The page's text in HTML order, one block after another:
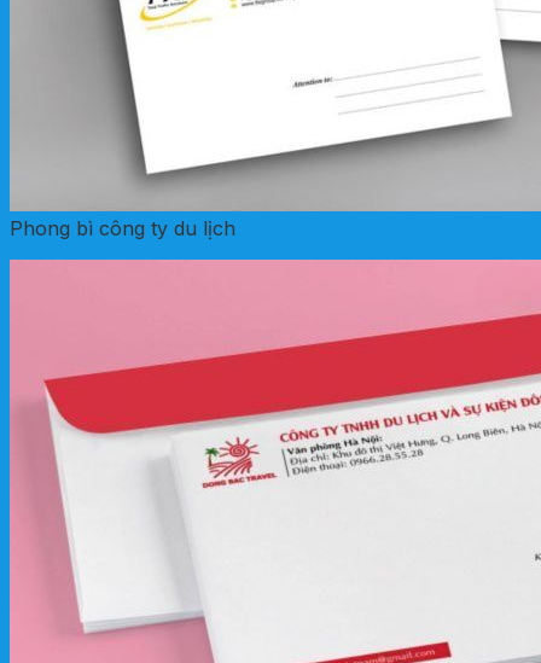
Phong bì công ty du lịch